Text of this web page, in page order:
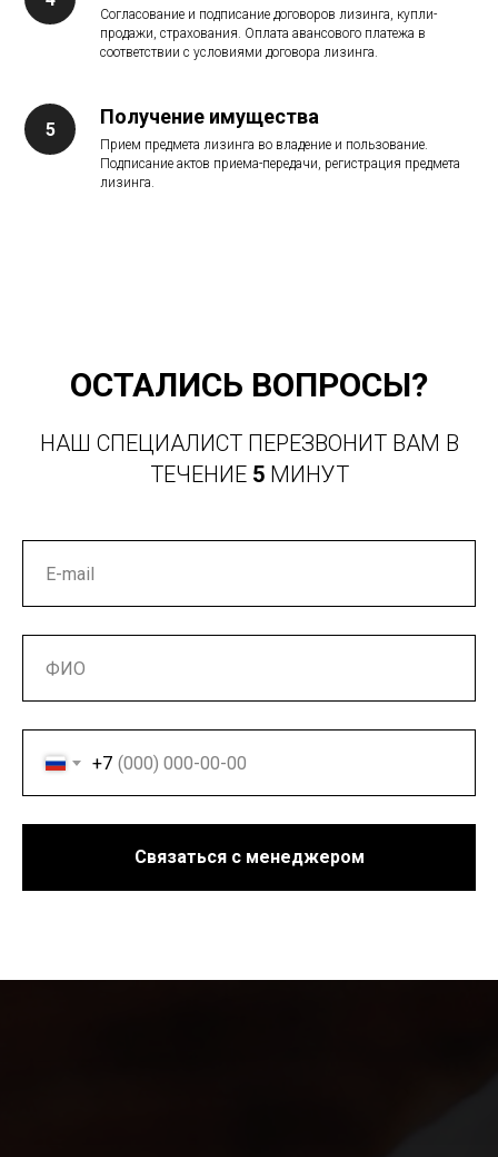
Согласование и подписание договоров лизинга, купли-
продажи, страхования. Оплата авансового платежа в
соответствии с условиями договора лизинга.
Получение имущества
Прием предмета лизинга во владение и пользование.
Подписание актов приема-передачи, регистрация предмета
лизинга.
ОСТАЛИСЬ ВОПРОСЫ?
НАШ СПЕЦИАЛИСТ ПЕРЕЗВОНИТ ВАМ В
ТЕЧЕНИЕ 5МИНУТ
+7
Связаться с менеджером